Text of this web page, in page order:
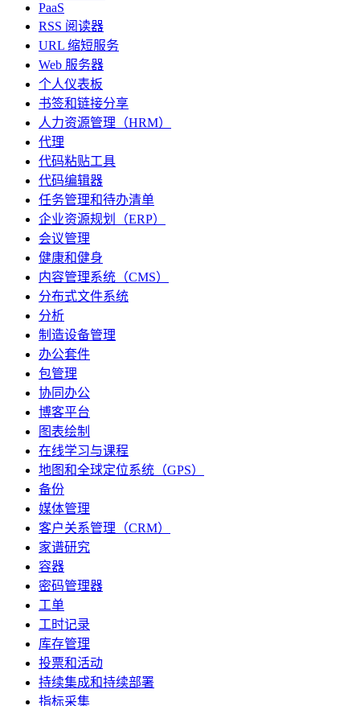
PaaS
RSS 阅读器
URL 缩短服务
Web 服务器
个人仪表板
书签和链接分享
人力资源管理（HRM）
代理
代码粘贴工具
代码编辑器
任务管理和待办清单
企业资源规划（ERP）
会议管理
健康和健身
内容管理系统（CMS）
分布式文件系统
分析
制造设备管理
办公套件
包管理
协同办公
博客平台
图表绘制
在线学习与课程
地图和全球定位系统（GPS）
备份
媒体管理
客户关系管理（CRM）
家谱研究
容器
密码管理器
工单
工时记录
库存管理
投票和活动
持续集成和持续部署
指标采集